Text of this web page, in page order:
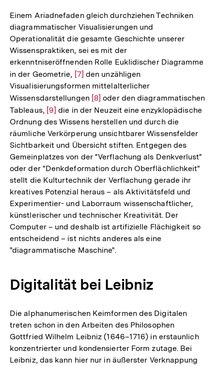
Einem Ariadnefaden gleich durchziehen Techniken
diagrammatischer Visualisierungen und
Operationalität die gesamte Geschichte unserer
Wissenspraktiken, sei es mit der
erkenntniseröffnenden Rolle Euklidischer Diagramme
in der Geometrie, Zur
Auflösung
der
Fußnote
[7] den unzähligen
Visualisierungsformen mittelalterlicher
Wissensdarstellungen Zur
Auflösung
der
Fußnote
[8] oder den diagrammatischen
Tableaus, Zur
Auflösung
der
Fußnote
[9] die in der Neuzeit eine enzyklopädische
Ordnung des Wissens herstellen und durch die
räumliche Verkörperung unsichtbarer Wissensfelder
Sichtbarkeit und Übersicht stiften. Entgegen des
Gemeinplatzes von der "Verflachung als Denkverlust"
oder der "Denkdeformation durch Oberflächlichkeit"
stellt die Kulturtechnik der Verflachung gerade ihr
kreatives Potenzial heraus – als Aktivitätsfeld und
Experimentier- und Laborraum wissenschaftlicher,
künstlerischer und technischer Kreativität. Der
Computer – und deshalb ist artifizielle Flächigkeit so
entscheidend – ist nichts anderes als eine
"diagrammatische Maschine".
Digitalität bei Leibniz
Die alphanumerischen Keimformen des Digitalen
treten schon in den Arbeiten des Philosophen
Gottfried Wilhelm Leibniz (1646–1716) in erstaunlich
konzentrierter und kondensierter Form zutage. Bei
Leibniz, das kann hier nur in äußerster Verknappung